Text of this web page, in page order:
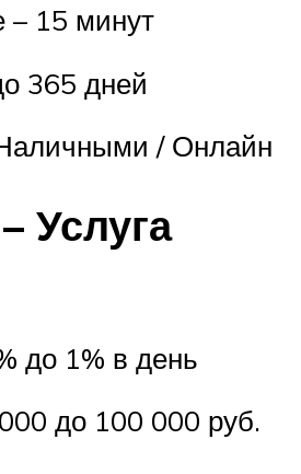
– 15 минут
365 дней
/ Онлайн
Услуга
до 1% в день
до 100 000 руб.